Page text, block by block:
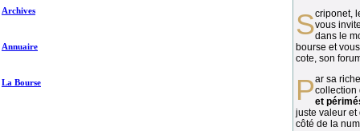
Archives
Annuaire
La Bourse
vous
dans le
bourse et
cote, son
Par sa richesse et sa diversité, lacollection
et
juste valeur et
côté de la